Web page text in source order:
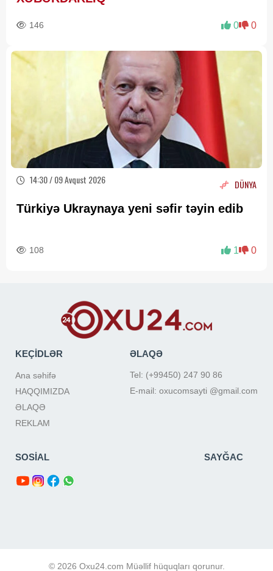
146 0 0
14:30 / 09 Avqust 2026 DÜNYA
Türkiyə Ukraynaya yeni səfir təyin edib
108 1 0
KEÇİDLƏR
Ana səhifə
HAQQIMIZDA
ƏLAQƏ
REKLAM
ƏLAQƏ
Tel: (+99450) 247 90 86
E-mail: oxucomsayti @gmail.com
SOSİAL SAYĞAC
© 2026 Oxu24.com Müəllif hüquqları qorunur.